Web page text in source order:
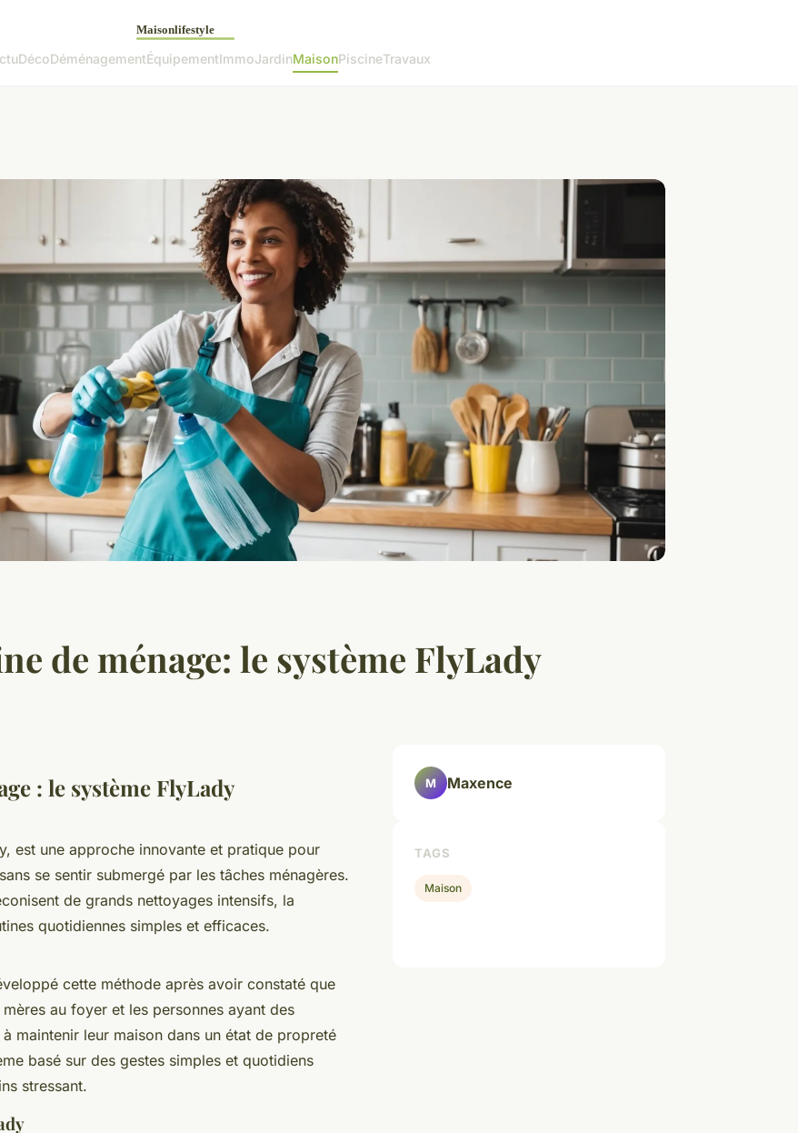
DécoDéménagementÉquipementImmoJardinMaisonPiscineTravaux
de ménage: le système FlyLady
: le système FlyLady
est une approche innovante et pratique pour
se sentir submergé par les tâches ménagères.
de grands nettoyages intensifs, la
quotidiennes simples et efficaces.
cette méthode après avoir constaté que
au foyer et les personnes ayant des
maintenir leur maison dans un état de propreté
basé sur des gestes simples et quotidiens
stressant.
M Maxence
TAGS
Maison